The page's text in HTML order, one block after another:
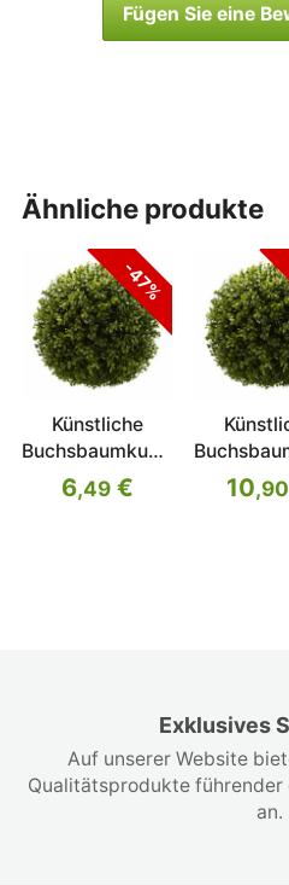
Exklusives
Auf unserer Website
Qualitätsprodukte
an.
Fügen Sie eine
ähnliche produkte
-47%
Künstliche
Buchsbaumkugel
38 cm
6,49€
45 cm
10,90